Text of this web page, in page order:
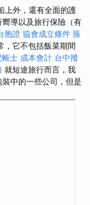
上外，還有全面的護
導以及旅行保險（有
胞證 協會成立條件 脹
，它不包括飯菜期間
帳士 成本會計 台中撥
就短途旅行而言，我
中的一些公司，但是